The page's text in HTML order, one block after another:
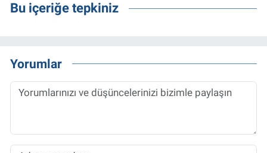
Bu içeriğe tepkiniz
Yorumlar